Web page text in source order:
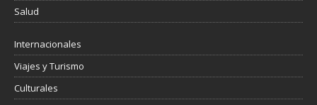
Salud
Internacionales
Viajes y Turismo
Culturales